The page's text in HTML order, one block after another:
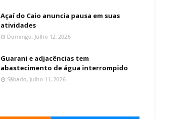
Açaí do Caio anuncia pausa em suas
atividades
Domingo, Julho 12, 2026
Guarani e adjacências tem
abastecimento de água interrompido
Sábado, Julho 11, 2026